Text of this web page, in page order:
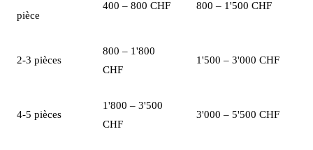
pièce
400 – 800 CHF 800 – 1'500 CHF
2-3 pièces
800 – 1'800
CHF
1'500 – 3'000 CHF
4-5 pièces
1'800 – 3'500
CHF
3'000 – 5'500 CHF